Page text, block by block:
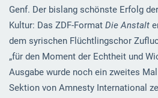
Genf. Der bislang schönste Erfolg
Kultur: Das ZDF-Format Die Anstalt
dem syrischen Flüchtlingschor
„für den Moment der Echtheit und
Ausgabe wurde noch ein zweites
Sektion von Amnesty International